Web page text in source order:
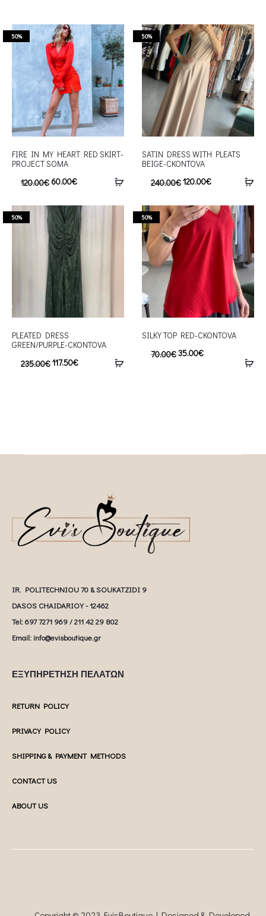
50%
FIRE IN MY HEART RED SKIRT-
PROJECT SOMA
120.00€ 60.00€
50%
SATIN DRESS WITH PLEATS
BEIGE-CKONTOVA
240.00€120.00€
50%
PLEATED DRESS
GREEN/PURPLE-CKONTOVA
235.00€117.50€
50%
SILKY TOP RED-CKONTOVA
70.00€35.00€
IR. POLITECHNIOU 70 & SOUKATZIDI 9
DASOS CHAIDARIOY - 12462
Tel: 697 7271 969 / 211 42 29 802
Email: info@evisboutique.gr
ΕΞΥΠΗΡΕΤΗΣΗ ΠΕΛΑΤΩΝ
RETURN POLICY
PRIVACY POLICY
SHIPPING & PAYMENT METHODS
CONTACT US
ABOUT US